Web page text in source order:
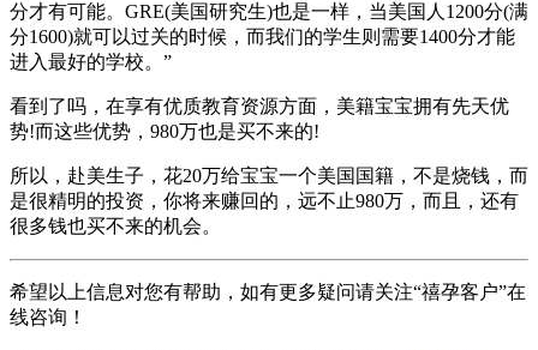
分才有可能。GRE(美国研究生)也是一样，当美国人1200分(满
分1600)就可以过关的时候，而我们的学生则需要1400分才能
进入最好的学校。”
看到了吗，在享有优质教育资源方面，美籍宝宝拥有先天优
势!而这些优势，980万也是买不来的!
所以，赴美生子，花20万给宝宝一个美国国籍，不是烧钱，而
是很精明的投资，你将来赚回的，远不止980万，而且，还有
很多钱也买不来的机会。
希望以上信息对您有帮助，如有更多疑问请关注“禧孕客户”在
线咨询！